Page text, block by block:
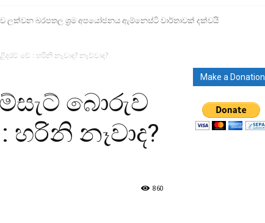
ලක්වන බරපතල ශ්‍රම අපයෝජනය ඇම්නෙස්ටි වාර්තාවක් දක්වයි
වේ : හරිනි නෑවාද? නෑව්වාද?
බොරුව
හරිනි නෑවාද?
860
Make a Donation